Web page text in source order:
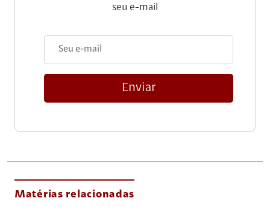
seu e-mail
Enviar
Matérias relacionadas